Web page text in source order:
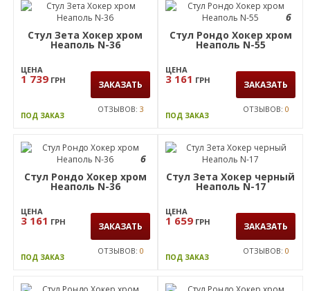
Стул Маркиз Мадрас
ваниль
ОТЗЫВОВ:1
Стул Jam черный
графит Ясень беленый
3 359 ЗАКАЗАТЬ
ОТЗЫВОВ:2
Стул Зета Хокер хром
Неаполь N-36
1 739 ЗАКАЗАТЬ
ОТЗЫВОВ:3
6
Стул Рондо Хокер хром
Неаполь N-55
3 161 ЗАКАЗАТЬ
ОТЗЫВОВ:0